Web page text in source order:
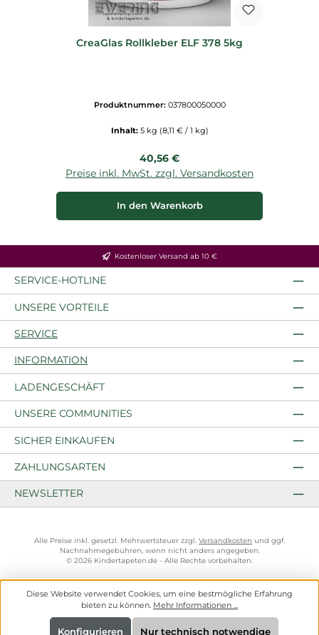
CreaGlas Rollkleber ELF 378 5kg
Produktnummer: 037800050000
Inhalt: 5 kg (8,11 € / 1 kg)
Regulärer Preis:
40,56 €
Preise inkl. MwSt. zzgl. Versandkosten
In den Warenkorb
Kostenloser Versand ab 10 €
SERVICE-HOTLINE
UNSERE VORTEILE
SERVICE
INFORMATION
LADENGESCHÄFT
UNSERE COMMUNITIES
SICHER EINKAUFEN
ZAHLUNGSARTEN
NEWSLETTER
Alle Preise inkl. gesetzl. Mehrwertsteuer zzgl. Versandkosten und ggf.
Nachnahmegebühren, wenn nicht anders angegeben.
© 2026 Kindertapeten.de - Alle Rechte vorbehalten.
Diese Website verwendet Cookies, um eine bestmögliche Erfahrung
bieten zu können. Mehr Informationen ...
Nur technisch notwendige
Konfigurieren